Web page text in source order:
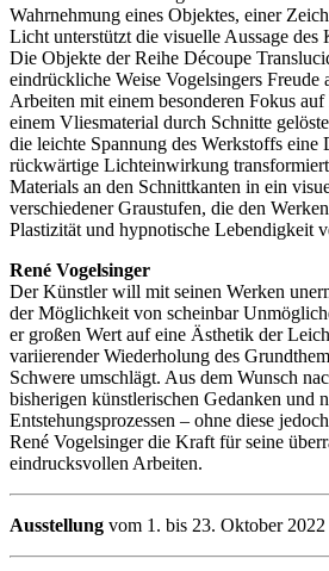
Wahrnehmung eines Objektes, einer
Licht unterstützt die visuelle Aussage des
Die Objekte der Reihe Découpe
eindrückliche Weise Vogelsingers Freude
Arbeiten mit einem besonderen Fokus
einem Vliesmaterial durch Schnitte
die leichte Spannung des Werkstoffs
rückwärtige Lichteinwirkung
Materials an den Schnittkanten in ein
verschiedener Graustufen, die den
Plastizität und hypnotische Lebendigkeit
René Vogelsinger
Der Künstler will mit seinen Werken
der Möglichkeit von scheinbar
er großen Wert auf eine Ästhetik der
variierender Wiederholung des
Schwere umschlägt. Aus dem Wunsch
bisherigen künstlerischen Gedanken und
Entstehungsprozessen – ohne diese
René Vogelsinger die Kraft für seine
eindrucksvollen Arbeiten.
Ausstellung vom 1. bis 23. Oktober 2022